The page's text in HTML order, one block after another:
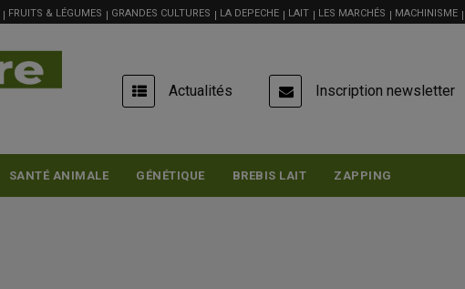
FRUITS & LÉGUMES GRANDES CULTURES LA DEPECHE LAIT LES MARCHÉS MACHINISME
USER
ACCOUNT
MENU
Actualités Inscription newsletter
SANTÉ ANIMALE GÉNÉTIQUE BREBIS LAIT ZAPPING